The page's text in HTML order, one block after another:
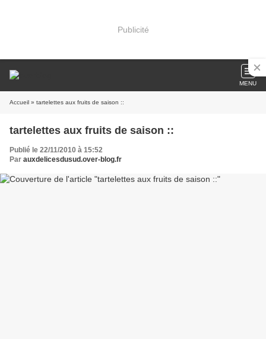
Publicité
MENU
Accueil » tartelettes aux fruits de saison ::
tartelettes aux fruits de saison ::
Publié le 22/11/2010 à 15:52
Par auxdelicesdusud.over-blog.fr